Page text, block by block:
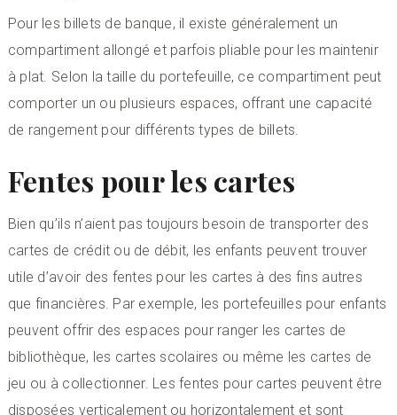
Pour les billets de banque, il existe généralement un
compartiment allongé et parfois pliable pour les maintenir
à plat. Selon la taille du portefeuille, ce compartiment peut
comporter un ou plusieurs espaces, offrant une capacité
de rangement pour différents types de billets.
Fentes pour les cartes
Bien qu’ils n’aient pas toujours besoin de transporter des
cartes de crédit ou de débit, les enfants peuvent trouver
utile d’avoir des fentes pour les cartes à des fins autres
que financières. Par exemple, les portefeuilles pour enfants
peuvent offrir des espaces pour ranger les cartes de
bibliothèque, les cartes scolaires ou même les cartes de
jeu ou à collectionner. Les fentes pour cartes peuvent être
disposées verticalement ou horizontalement et sont